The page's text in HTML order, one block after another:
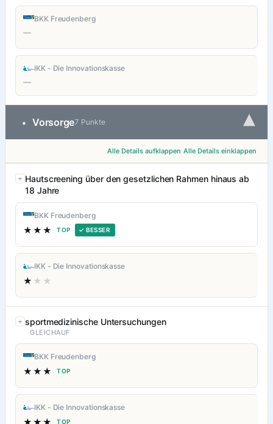
BKK Freudenberg
—
IKK - Die Innovationskasse
—
• Vorsorge7 Punkte ▾
Alle Details aufklappen Alle Details einklappen
Hautscreening über den gesetzlichen Rahmen hinaus ab
18 Jahre
BKK Freudenberg
★★★ TOP ✓ BESSER
IKK - Die Innovationskasse
★ ★★
sportmedizinische Untersuchungen
GLEICHAUF
BKK Freudenberg
★★★ TOP
IKK - Die Innovationskasse
TOP